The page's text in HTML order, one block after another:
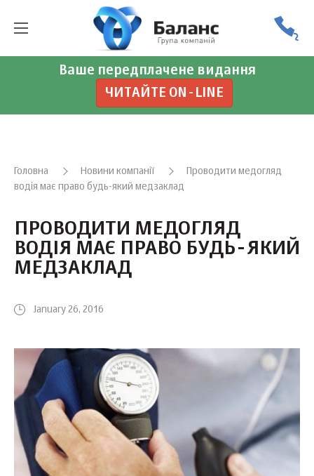
Ваше передплачене видання
ЧИТАЙТЕ ON-LINE
Головна Новини компанії
Проводити медогляд
водія має право будь-який медзаклад
ПРОВОДИТИ МЕДОГЛЯД
ВОДІЯ МАЄ ПРАВО БУДЬ-ЯКИЙ
МЕДЗАКЛАД
January 26, 2016